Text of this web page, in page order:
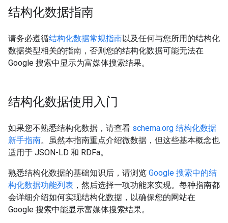
结构化数据指南
请务必遵循结构化数据常规指南以及任何与您所用的结构化
数据类型相关的指南，否则您的结构化数据可能无法在
Google 搜索中显示为富媒体搜索结果。
结构化数据使用入门
如果您不熟悉结构化数据，请查看 schema.org 结构化数据
新手指南。虽然本指南重点介绍微数据，但这些基本概念也
适用于 JSON-LD 和 RDFa。
熟悉结构化数据的基础知识后，请浏览 Google 搜索中的结
构化数据功能列表 ，然后选择一项功能来实现。每种指南都
会详细介绍如何实现结构化数据，以确保您的网站在
Google 搜索中能显示富媒体搜索结果。